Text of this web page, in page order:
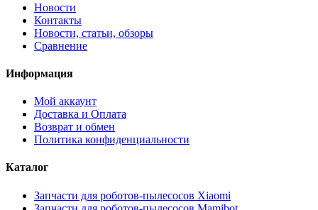
Новости
Контакты
Новости, статьи, обзоры
Сравнение
Информация
Мой аккаунт
Доставка и Оплата
Возврат и обмен
Политика конфиденциальности
Каталог
Запчасти для роботов-пылесосов Xiaomi